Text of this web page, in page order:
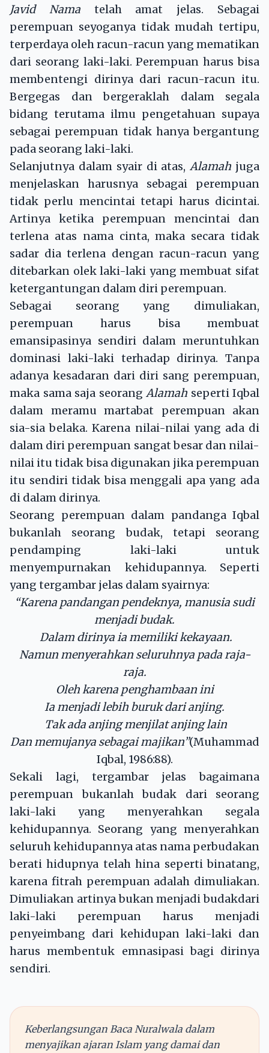
Javid Namatelah amat jelas. Sebagai
perempuan seyoganya tidak mudah tertipu,
terperdaya oleh racun-racun yang mematikan
dari seorang laki-laki. Perempuan harus bisa
membentengi dirinya dari racun-racun itu.
Bergegas dan bergeraklah dalam segala
bidang terutama ilmu pengetahuan supaya
sebagai perempuan tidak hanya bergantung
pada seorang laki-laki.
Selanjutnya dalam syair di atas,Alamah juga
menjelaskan harusnya sebagai perempuan
tidak perlu mencintai tetapi harus dicintai.
Artinya ketika perempuan mencintai dan
terlena atas nama cinta, maka secara tidak
sadar dia terlena dengan racun-racun yang
ditebarkan olek laki-laki yang membuat sifat
ketergantungan dalam diri perempuan.
Sebagai seorang yang dimuliakan,
perempuan harus bisa membuat
emansipasinya sendiri dalam meruntuhkan
dominasi laki-laki terhadap dirinya. Tanpa
adanya kesadaran dari diri sang perempuan,
maka sama saja seorang Alamah seperti Iqbal
dalam meramu martabat perempuan akan
sia-sia belaka. Karena nilai-nilai yang ada di
dalam diri perempuan sangat besar dan nilai-
nilai itu tidak bisa digunakan jika perempuan
itu sendiri tidak bisa menggali apa yang ada
di dalam dirinya.
Seorang perempuan dalam pandanga Iqbal
bukanlah seorang budak, tetapi seorang
pendamping laki-laki untuk
menyempurnakan kehidupannya. Seperti
yang tergambar jelas dalam syairnya:
“Karena pandangan pendeknya, manusia sudi
menjadi budak.
Dalam dirinya ia memiliki kekayaan.
Namun menyerahkan seluruhnya pada raja-
raja.
Oleh karena penghambaan ini
Ia menjadi lebih buruk dari anjing.
Tak ada anjing menjilat anjing lain
Dan memujanya sebagai majikan”(Muhammad
Iqbal, 1986:88).
Sekali lagi, tergambar jelas bagaimana
perempuan bukanlah budak dari seorang
laki-laki yang menyerahkan segala
kehidupannya. Seorang yang menyerahkan
seluruh kehidupannya atas nama perbudakan
berati hidupnya telah hina seperti binatang,
karena fitrah perempuan adalah dimuliakan.
Dimuliakan artinya bukan menjadi budakdari
laki-laki perempuan harus menjadi
penyeimbang dari kehidupan laki-laki dan
harus membentuk emnasipasi bagi dirinya
sendiri.
Keberlangsungan Baca Nuralwala dalam
menyajikan ajaran Islam yang damai dan